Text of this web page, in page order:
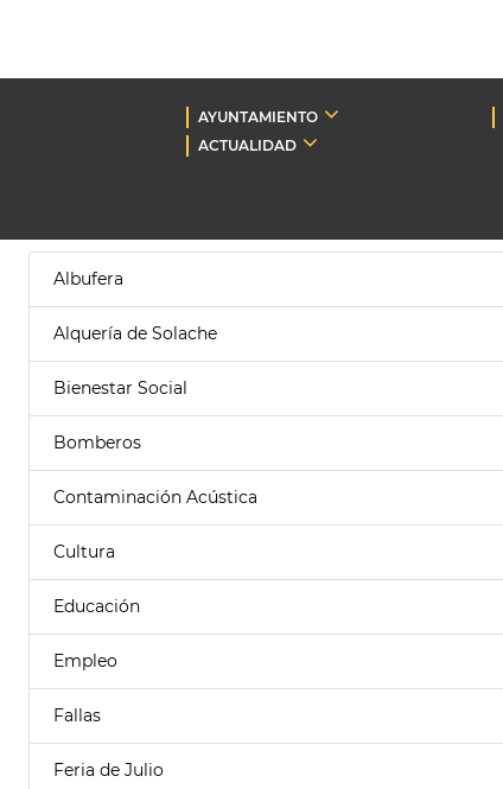
AYUNTAMIENTO
ACTUALIDAD
Albufera
Alquería de Solache
Bienestar Social
Bomberos
Contaminación Acústica
Cultura
Educación
Empleo
Fallas
Feria de Julio